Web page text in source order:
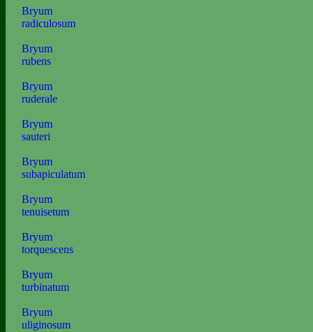
Bryum
radiculosum
Bryum
rubens
Bryum
ruderale
Bryum
sauteri
Bryum
subapiculatum
Bryum
tenuisetum
Bryum
torquescens
Bryum
turbinatum
Bryum
uliginosum